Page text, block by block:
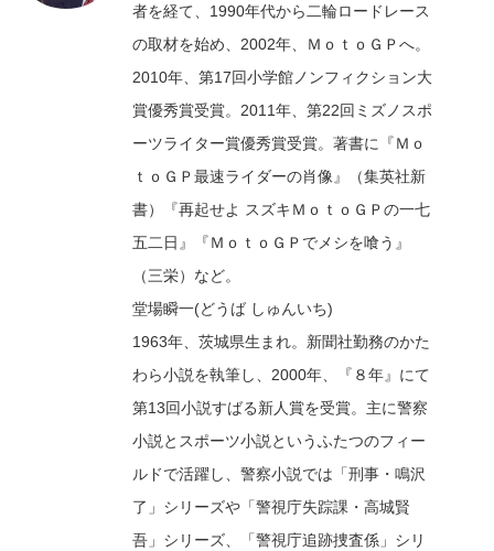
者を経て、1990年代から二輪ロードレース
の取材を始め、2002年、ＭｏｔｏＧＰへ。
2010年、第17回小学館ノンフィクション大
賞優秀賞受賞。2011年、第22回ミズノスポ
ーツライター賞優秀賞受賞。著書に『Ｍｏ
ｔｏＧＰ最速ライダーの肖像』（集英社新
書）『再起せよ スズキＭｏｔｏＧＰの一七
五二日』『ＭｏｔｏＧＰでメシを喰う』
（三栄）など。
堂場瞬一(どうば しゅんいち)
1963年、茨城県生まれ。新聞社勤務のかた
わら小説を執筆し、2000年、『８年』にて
第13回小説すばる新人賞を受賞。主に警察
小説とスポーツ小説というふたつのフィー
ルドで活躍し、警察小説では「刑事・鳴沢
了」シリーズや「警視庁失踪課・高城賢
吾」シリーズ、「警視庁追跡捜査係」シリ